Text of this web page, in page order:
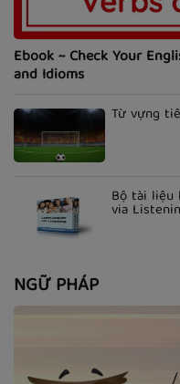
Ebook ~ Check Your
and Idioms
Từ vựng
Bộ tài liệu
via
NGỮ PHÁP